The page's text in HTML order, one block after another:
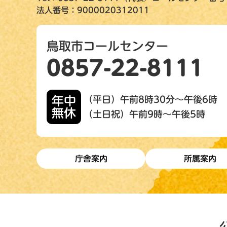
法人番号：9000020312011
鳥取市コールセンター
0857-22-8111
年中
無休
（平日）午前8時30分～午後6時
（土日祝）午前9時～午後5時
庁舎案内 所属案内